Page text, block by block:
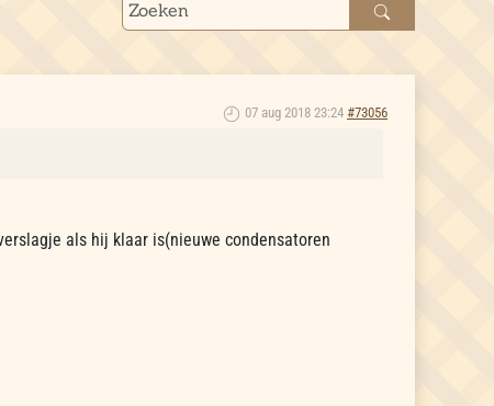
07 aug 2018 23:24 #73056
als hij klaar is(nieuwe condensatoren